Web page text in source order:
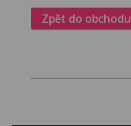
Zpět do obchodu